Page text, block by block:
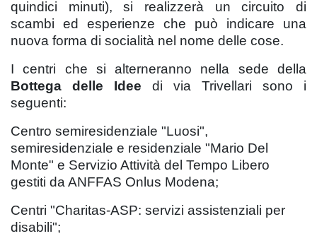
quindici minuti), si realizzerà un circuito di
scambi ed esperienze che può indicare una
nuova forma di socialità nel nome delle cose.
I centri che si alterneranno nella sede della
Bottega delle Idee di via Trivellari sono i
seguenti:
Centro semiresidenziale "Luosi",
semiresidenziale e residenziale "Mario Del
Monte" e Servizio Attività del Tempo Libero
gestiti da ANFFAS Onlus Modena;
Centri "Charitas-ASP: servizi assistenziali per
disabili";